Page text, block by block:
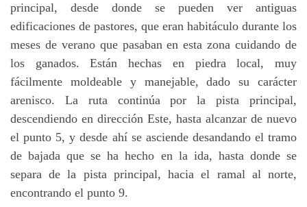
principal, desde donde se pueden ver antiguas
edificaciones de pastores, que eran habitáculo durante los
meses de verano que pasaban en esta zona cuidando de
los ganados. Están hechas en piedra local, muy
fácilmente moldeable y manejable, dado su carácter
arenisco. La ruta continúa por la pista principal,
descendiendo en dirección Este, hasta alcanzar de nuevo
el punto 5, y desde ahí se asciende desandando el tramo
de bajada que se ha hecho en la ida, hasta donde se
separa de la pista principal, hacia el ramal al norte,
encontrando el punto 9.